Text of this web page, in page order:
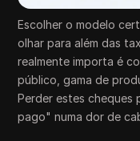
Escolher o modelo
olhar para além das
realmente importa é
público, gama de
Perder estes cheques
pago" numa dor de